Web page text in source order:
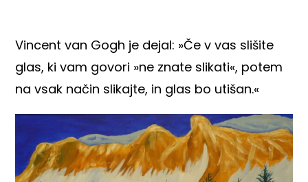
Vincent van Gogh je dejal: »Če v vas slišite
glas, ki vam govori »ne znate slikati«, potem
na vsak način slikajte, in glas bo utišan.«